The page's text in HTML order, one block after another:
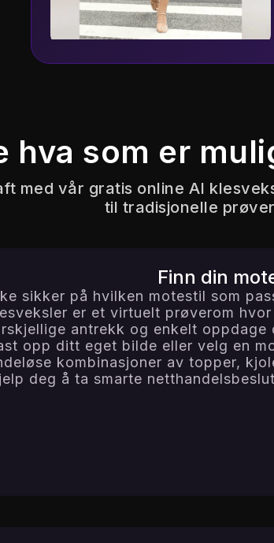
hva som er
med vår gratis online AI
til tradisjonelle
Finn din
sikker på hvilken motestil som
er et virtuelt prøverom
antrekk og enkelt oppdage
opp ditt eget bilde eller velg en
kombinasjoner av topper,
deg å ta smarte